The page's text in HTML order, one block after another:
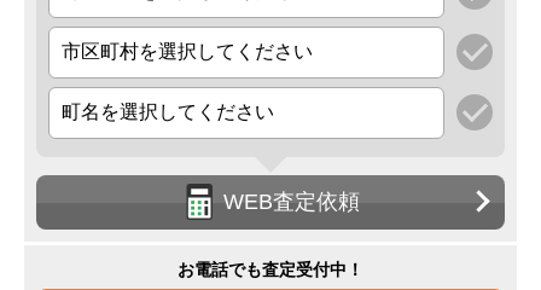
WEB査定依頼
お電話でも査定受付中！